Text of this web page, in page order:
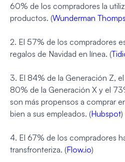
60% de los compradores la
productos. (Wunderman
2. El 57% de los compradores
regalos de Navidad en línea. (
3. El 84% de la Generación Z,
80% de la Generación X y el
son más propensos a comprar
bien a sus empleados. (Hubspot)
4. El 67% de los compradores
transfronteriza. (Flow.io)